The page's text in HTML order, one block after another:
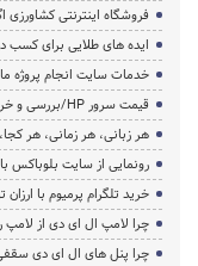
فروشگاه اینترنتی کشاورزی
ایده های طلایی برای کسب
خدمات سایت انجام پروژه
قیمت سرور HP/بررسی و خرید سرور اچ پی
هر زبانی، هر زمانی، هر
رونمایی از سایت بلوباکس
خرید تلگرام پرمیوم با
چرا لامپ ال ای دی از
چرا پنل های ال ای دی